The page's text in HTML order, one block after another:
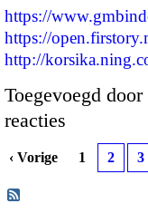
https://
https://
http://
Toegevoegd door
reacties
‹ Vorige 1 2 3